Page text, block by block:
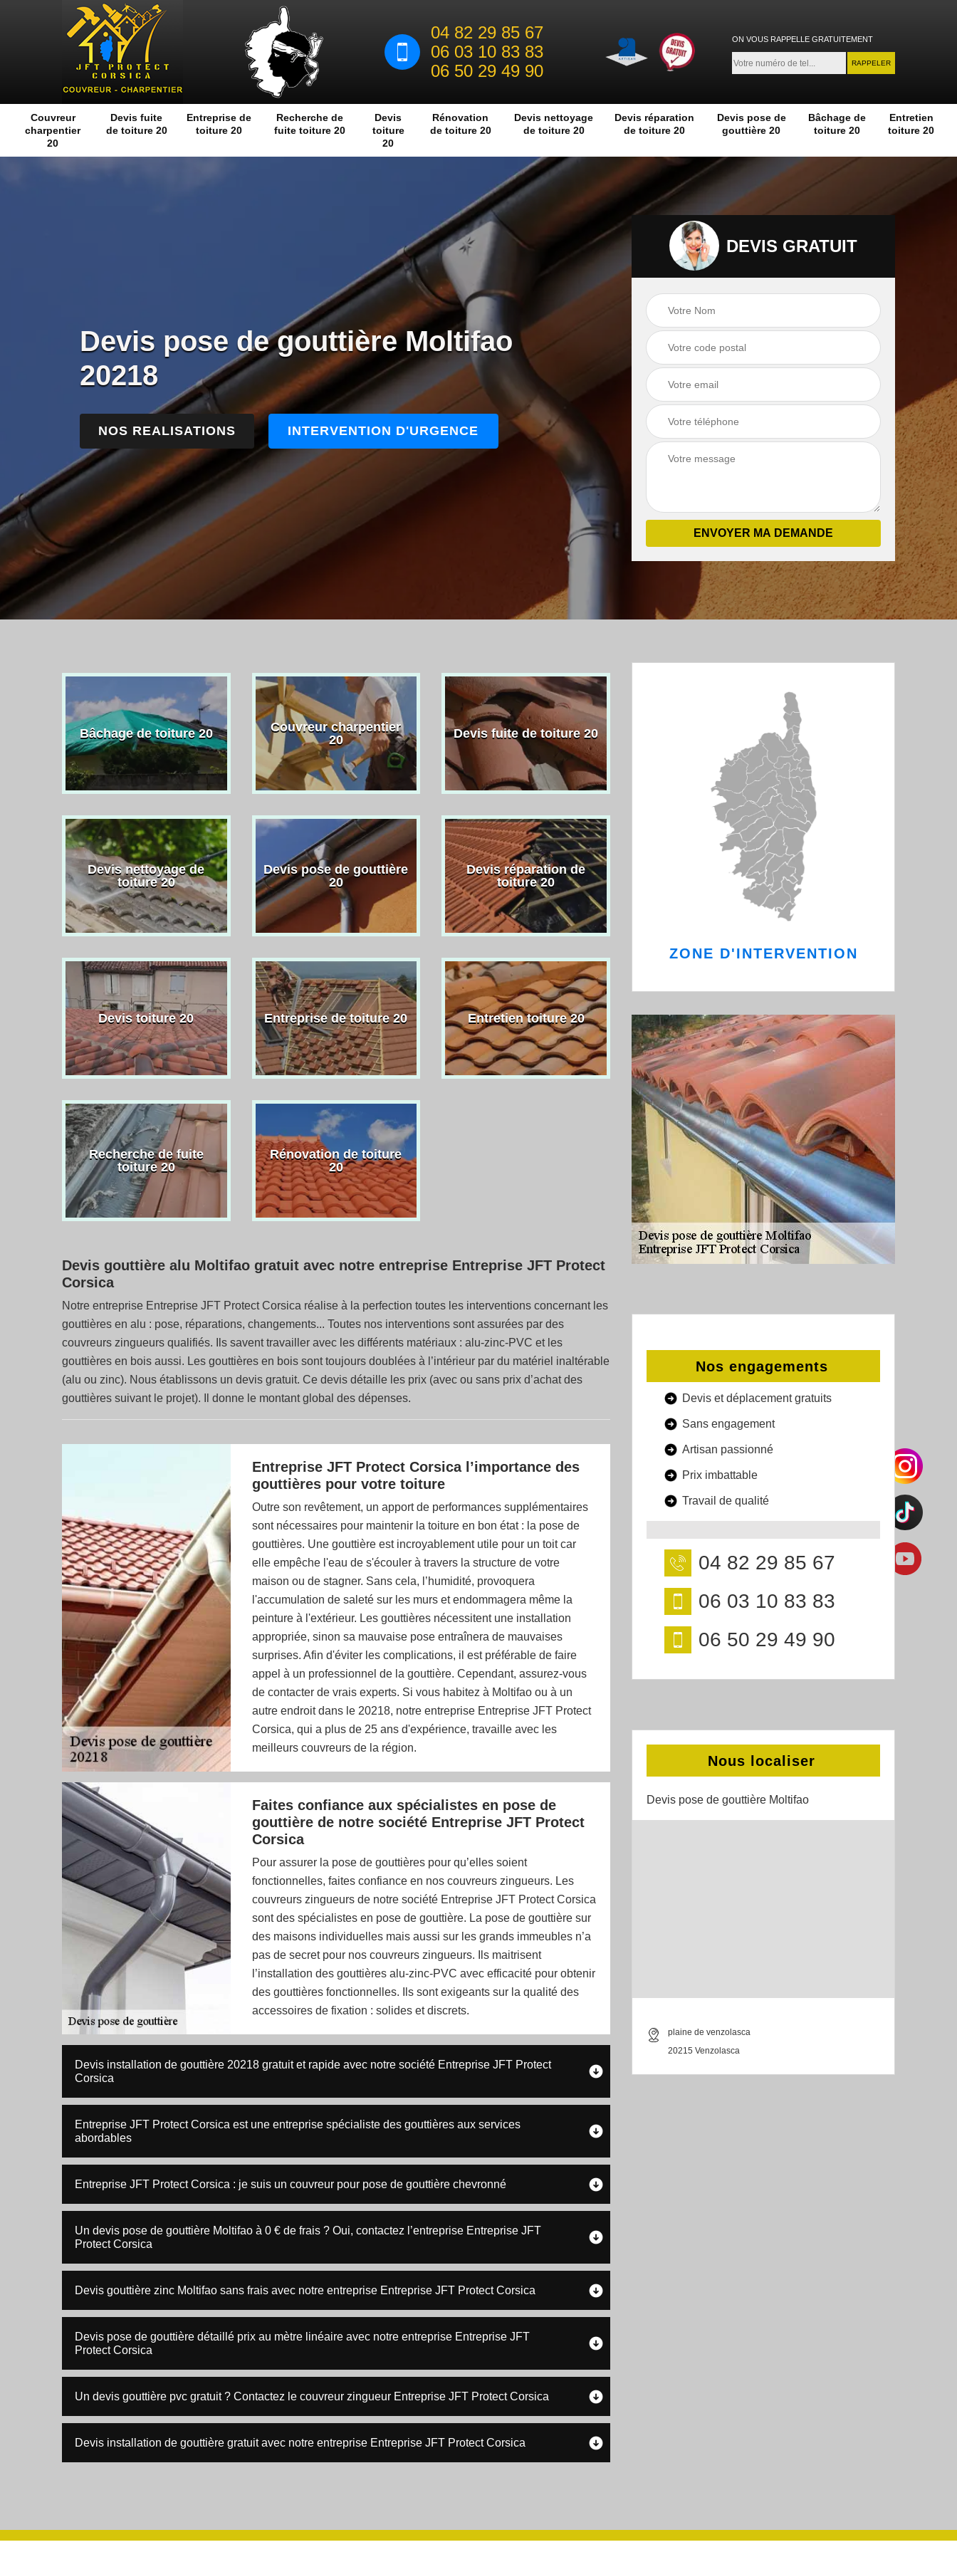
04 82 29 85 67
06 03 10 83 83
06 50 29 49 90
ON VOUS RAPPELLE GRATUITEMENT
Couvreur
charpentier
20
Devis fuite
de toiture 20
Entreprise de
toiture 20
Recherche de
fuite toiture 20
Devis
toiture
20
Rénovation
de toiture 20
Devis nettoyage
de toiture 20
Devis réparation
de toiture 20
Devis pose de
gouttière 20
Bâchage de
toiture 20
Entretien
toiture 20
Devis pose de gouttière Moltifao
20218
NOS REALISATIONS INTERVENTION D'URGENCE
DEVIS GRATUIT
Bâchage de toiture 20
Couvreur charpentier
20
Devis fuite de toiture 20
Devis nettoyage de
toiture 20
Devis pose de gouttière
20
Devis réparation de
toiture 20
Devis toiture 20 Entreprise de toiture 20 Entretien toiture 20
Recherche de fuite
toiture 20
Rénovation de toiture
20
Devis gouttière alu Moltifao gratuit avec notre entreprise Entreprise JFT Protect
Corsica
Notre entreprise Entreprise JFT Protect Corsica réalise à la perfection toutes les interventions concernant les
gouttières en alu : pose, réparations, changements... Toutes nos interventions sont assurées par des
couvreurs zingueurs qualifiés. Ils savent travailler avec les différents matériaux : alu-zinc-PVC et les
gouttières en bois aussi. Les gouttières en bois sont toujours doublées à l’intérieur par du matériel inaltérable
(alu ou zinc). Nous établissons un devis gratuit. Ce devis détaille les prix (avec ou sans prix d’achat des
gouttières suivant le projet). Il donne le montant global des dépenses.
Entreprise JFT Protect Corsica l’importance des
gouttières pour votre toiture
Outre son revêtement, un apport de performances supplémentaires
sont nécessaires pour maintenir la toiture en bon état : la pose de
gouttières. Une gouttière est incroyablement utile pour un toit car
elle empêche l'eau de s'écouler à travers la structure de votre
maison ou de stagner. Sans cela, l’humidité, provoquera
l'accumulation de saleté sur les murs et endommagera même la
peinture à l'extérieur. Les gouttières nécessitent une installation
appropriée, sinon sa mauvaise pose entraînera de mauvaises
surprises. Afin d'éviter les complications, il est préférable de faire
appel à un professionnel de la gouttière. Cependant, assurez-vous
de contacter de vrais experts. Si vous habitez à Moltifao ou à un
autre endroit dans le 20218, notre entreprise Entreprise JFT Protect
Corsica, qui a plus de 25 ans d'expérience, travaille avec les
meilleurs couvreurs de la région.
Faites confiance aux spécialistes en pose de
gouttière de notre société Entreprise JFT Protect
Corsica
Pour assurer la pose de gouttières pour qu’elles soient
fonctionnelles, faites confiance en nos couvreurs zingueurs. Les
couvreurs zingueurs de notre société Entreprise JFT Protect Corsica
sont des spécialistes en pose de gouttière. La pose de gouttière sur
des maisons individuelles mais aussi sur les grands immeubles n’a
pas de secret pour nos couvreurs zingueurs. Ils maitrisent
l’installation des gouttières alu-zinc-PVC avec efficacité pour obtenir
des gouttières fonctionnelles. Ils sont exigeants sur la qualité des
accessoires de fixation : solides et discrets.
Devis installation de gouttière 20218 gratuit et rapide avec notre société Entreprise JFT Protect
Corsica
Entreprise JFT Protect Corsica est une entreprise spécialiste des gouttières aux services
abordables
Entreprise JFT Protect Corsica : je suis un couvreur pour pose de gouttière chevronné
Un devis pose de gouttière Moltifao à 0 € de frais ? Oui, contactez l’entreprise Entreprise JFT
Protect Corsica
Devis gouttière zinc Moltifao sans frais avec notre entreprise Entreprise JFT Protect Corsica
Devis pose de gouttière détaillé prix au mètre linéaire avec notre entreprise Entreprise JFT
Protect Corsica
Un devis gouttière pvc gratuit ? Contactez le couvreur zingueur Entreprise JFT Protect Corsica
Devis installation de gouttière gratuit avec notre entreprise Entreprise JFT Protect Corsica
ZONE D'INTERVENTION
Nos engagements
Devis et déplacement gratuits
Sans engagement
Artisan passionné
Prix imbattable
Travail de qualité
04 82 29 85 67
06 03 10 83 83
06 50 29 49 90
Nous localiser
Devis pose de gouttière Moltifao
plaine de venzolasca
20215 Venzolasca